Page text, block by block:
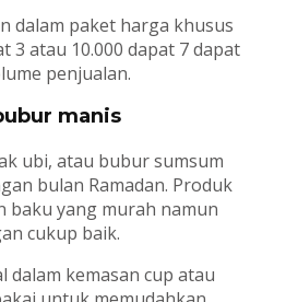
dalam paket harga khusus
3 atau 10.000 dapat 7 dapat
penjualan.
manis
ubi, atau bubur sumsum
bulan Ramadan. Produk
baku yang murah namun
cukup baik.
dalam kemasan cup atau